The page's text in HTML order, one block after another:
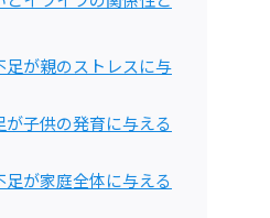
足が親のストレスに与
が子供の発育に与える
足が家庭全体に与える